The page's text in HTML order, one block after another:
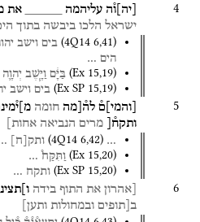
4 יה ו֯ה עליהמה את
ישראל הלכו ביבשה בתוך
(4Q14 6,41) בים וישב
הים …
(Ex 15,19) בַּיָּ֔ם וַיָּ֧שֶׁב יְהוָ֛ה
(Ex SP 15,19) בים וישב
5 והמי ם֯ לה֯[מה חומה
ותקח֯[
מרים הנביאה אחות]
…
(4Q14 6,42) ותק ח
(Ex 15,20) וַתִּקַּח֩ …
(Ex SP 15,20) ותקח …
6 [אהרון את התוף בידה
ב[תופים ובמחולות ותען]